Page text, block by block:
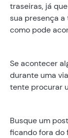
traseiras, já
sua presença
como pode
Se acontecer
durante uma
tente procurar
Busque um
ficando fora do